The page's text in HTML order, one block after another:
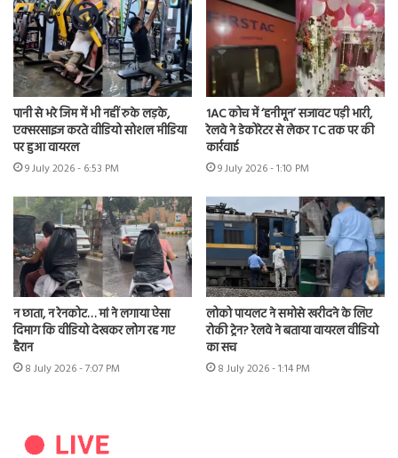
पानी से भरे जिम में भी नहीं रुके लड़के,
एक्सरसाइज करते वीडियो सोशल मीडिया
पर हुआ वायरल
9 July 2026 - 6:53 PM
1AC कोच में ‘हनीमून’ सजावट पड़ी भारी,
रेलवे ने डेकोरेटर से लेकर TC तक पर की
कार्रवाई
9 July 2026 - 1:10 PM
न छाता, न रेनकोट… मां ने लगाया ऐसा
दिमाग कि वीडियो देखकर लोग रह गए
हैरान
8 July 2026 - 7:07 PM
लोको पायलट ने समोसे खरीदने के लिए
रोकी ट्रेन? रेलवे ने बताया वायरल वीडियो
का सच
8 July 2026 - 1:14 PM